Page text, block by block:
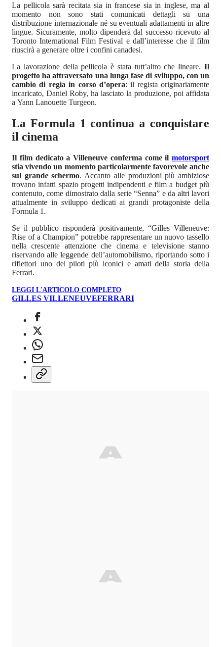
La pellicola sarà recitata sia in francese sia in inglese, ma al
momento non sono stati comunicati dettagli su una
distribuzione internazionale né su eventuali adattamenti in altre
lingue. Sicuramente, molto dipenderà dal successo ricevuto al
Toronto International Film Festival e dall’interesse che il film
riuscirà a generare oltre i confini canadesi.
La lavorazione della pellicola è stata tutt’altro che lineare. Il
progetto ha attraversato una lunga fase di sviluppo, con un
cambio di regia in corso d’opera: il regista originariamente
incaricato, Daniel Roby, ha lasciato la produzione, poi affidata
a Yann Lanouette Turgeon.
La Formula 1 continua a conquistare
il cinema
Il film dedicato a Villeneuve conferma come il motorsport
stia vivendo un momento particolarmente favorevole anche
sul grande schermo. Accanto alle produzioni più ambiziose
trovano infatti spazio progetti indipendenti e film a budget più
contenuto, come dimostrato dalla serie “Senna” e da altri lavori
attualmente in sviluppo dedicati ai grandi protagoniste della
Formula 1.
Se il pubblico risponderà positivamente, “Gilles Villeneuve:
Rise of a Champion” potrebbe rappresentare un nuovo tassello
nella crescente attenzione che cinema e televisione stanno
riservando alle leggende dell’automobilismo, riportando sotto i
riflettori uno dei piloti più iconici e amati della storia della
Ferrari.
LEGGI L'ARTICOLO COMPLETO
GILLES VILLENEUVEFERRARI